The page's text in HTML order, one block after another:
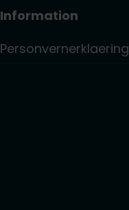
Information
Personvernerklaering